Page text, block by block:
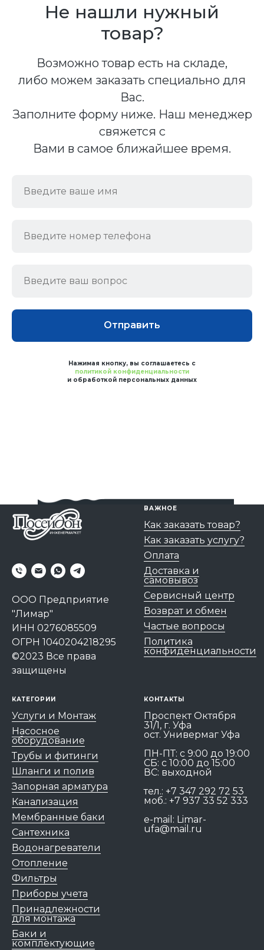
Не нашли нужный
товар?
Возможно товар есть на складе,
либо можем заказать специально для
Вас.
Заполните форму ниже. Наш менеджер
свяжется с
Вами в самое ближайшее время.
Отправить
Нажимая кнопку, вы соглашаетесь с
политикой конфиденциальности
и обработкой персональных данных
ООО Предприятие
"Лимар"
ИНН 0276085509
ОГРН 1040204218295
©2023 Все права
защищены
ВАЖНОЕ
Как заказать товар?
Как заказать услугу?
Оплата
Доставка и
самовывоз
Сервисный центр
Возврат и обмен
Частые вопросы
Политика
конфиденциальности
КАТЕГОРИИ
Услуги и Монтаж
Насосное
оборудование
Трубы и фитинги
Шланги и полив
Запорная арматура
Канализация
Мембранные баки
Сантехника
Водонагреватели
Отопление
Фильтры
Приборы учета
Принадлежности
для монтажа
Баки и
комплектующие
КОНТАКТЫ
Проспект Октября
31/1, г. Уфа
ост. Универмаг Уфа
ПН-ПТ: c 9:00 до 19:00
СБ: с 10:00 до 15:00
ВС: выходной
тел.: +7 347 292 72 53
моб.: +7 937 33 52 333
e-mail: Limar-
ufa@mail.ru